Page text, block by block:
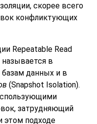
скорее всего
конфликтующих
Repeatable Read
в
базам данных и в
(Snapshot Isolation).
затрудняющий
этом подходе